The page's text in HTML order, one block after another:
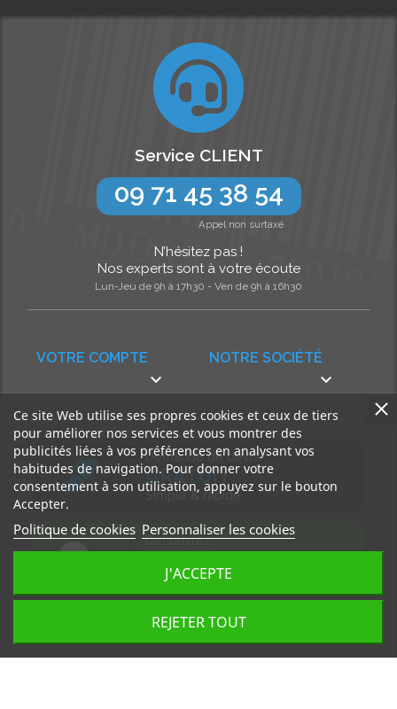
NOTRE SOCIÉTÉ

VOTRE COMPTE

Service CLIENT
09 71 45 38 54
Appel non surtaxé
N’hésitez pas !
Nos experts sont à votre écoute
Lun-Jeu de 9h à 17h30 - Ven de 9h à 16h30
Demande de devis
GRATUIT
Simple & rapide
Découvrez
Accédez à nos articles
Ce site Web utilise ses propres cookies et ceux de tiers
pour améliorer nos services et vous montrer des
publicités liées à vos préférences en analysant vos
habitudes de navigation. Pour donner votre
consentement à son utilisation, appuyez sur le bouton
Accepter.
Politique de cookies Personnaliser les cookies
REJETER TOUT
J'ACCEPTE
Tous droits réservés, MD Ouest © 2026